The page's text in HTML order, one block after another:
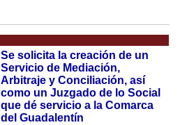
Se solicita la creación de un
Servicio de Mediación,
Arbitraje y Conciliación, así
como un Juzgado de lo Social
que dé servicio a la Comarca
del Guadalentín